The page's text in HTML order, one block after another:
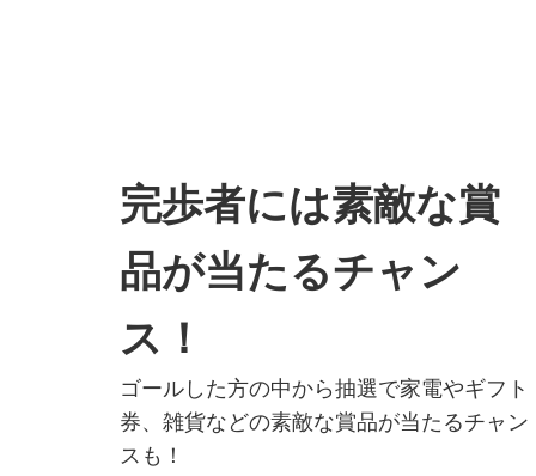
完歩者には素敵な賞
品が当たるチャン
ス！
ゴールした方の中から抽選で家電やギフト
券、雑貨などの素敵な賞品が当たるチャン
スも！